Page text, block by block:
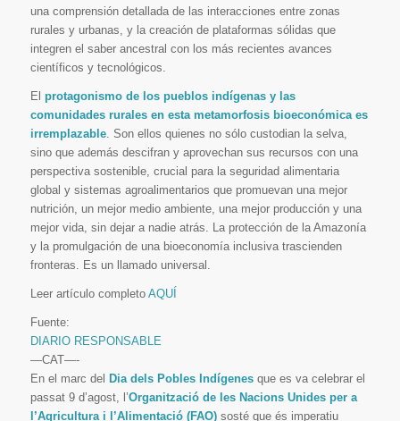
una comprensión detallada de las interacciones entre zonas
rurales y urbanas, y la creación de plataformas sólidas que
integren el saber ancestral con los más recientes avances
científicos y tecnológicos.
El protagonismo de los pueblos indígenas y las
comunidades rurales en esta metamorfosis bioeconómica es
irremplazable. Son ellos quienes no sólo custodian la selva,
sino que además descifran y aprovechan sus recursos con una
perspectiva sostenible, crucial para la seguridad alimentaria
global y sistemas agroalimentarios que promuevan una mejor
nutrición, un mejor medio ambiente, una mejor producción y una
mejor vida, sin dejar a nadie atrás. La protección de la Amazonía
y la promulgación de una bioeconomía inclusiva trascienden
fronteras. Es un llamado universal.
Leer artículo completoAQUÍ
Fuente:
DIARIO RESPONSABLE
—CAT—-
En el marc del Dia dels Pobles Indígenesque es va celebrar el
passat 9 d’agost, l’Organització de les Nacions Unides per a
l’Agricultura i l’Alimentació (FAO)sosté que és imperatiu